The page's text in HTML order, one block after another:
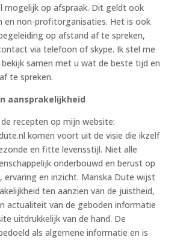
mogelijk op afspraak. Dit geldt ook
en non-profitorganisaties. Het is ook
op afstand af te spreken,
via telefoon of skype. Ik stel me
samen met u wat de beste tijd en
te spreken.
aansprakelijkheid
recepten op mijn website:
komen voort uit de visie die ikzelf
en fitte levensstijl. Niet alle
onderbouwd en berust op
ervaring en inzicht. Mariska Dute wijst
ten aanzien van de juistheid,
actualiteit van de geboden informatie
uitdrukkelijk van de hand. De
als algemene informatie en is